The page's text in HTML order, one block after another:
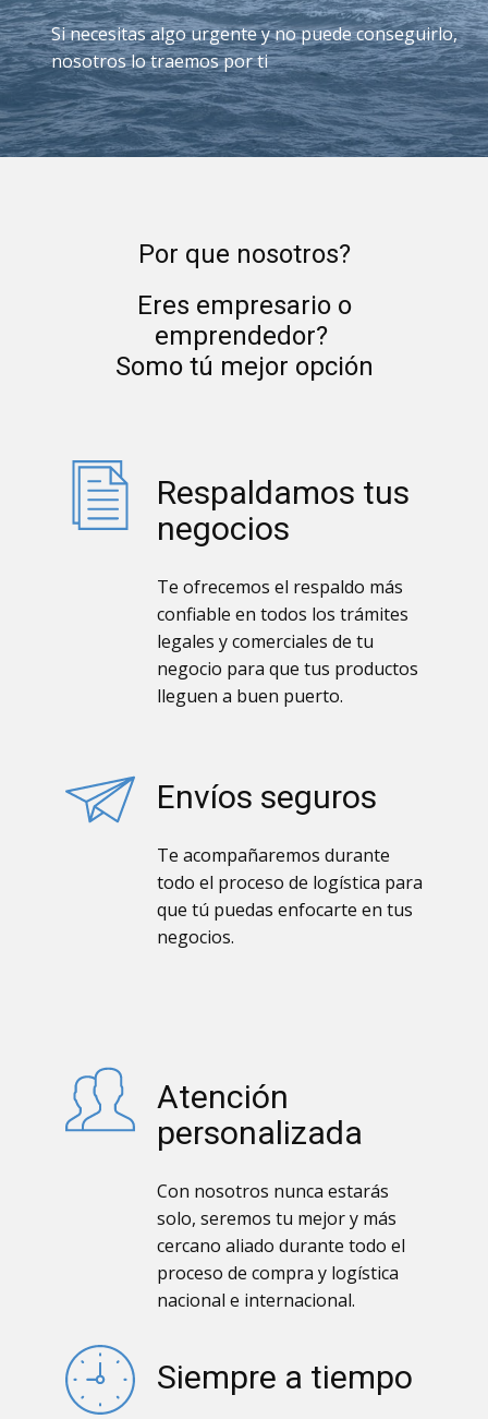
Si necesitas algo urgente y no puede conseguirlo,
nosotros lo traemos por ti
Por que nosotros?
Eres empresario o
emprendedor?
Somo tú mejor opción
Respaldamos tus
negocios
Te ofrecemos el respaldo más
confiable en todos los trámites
legales y comerciales de tu
negocio para que tus productos
lleguen a buen puerto.
Envíos seguros
Te acompañaremos durante
todo el proceso de logística para
que tú puedas enfocarte en tus
negocios.
Atención
personalizada
Con nosotros nunca estarás
solo, seremos tu mejor y más
cercano aliado durante todo el
proceso de compra y logística
nacional e internacional.
Siempre a tiempo